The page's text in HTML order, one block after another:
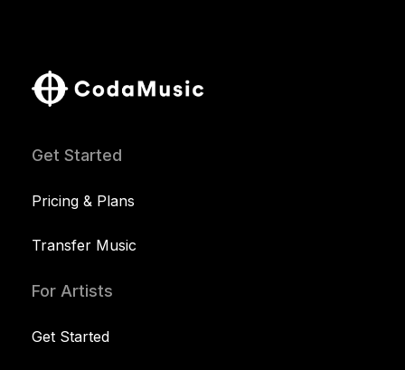
Get Started
Pricing & Plans
Transfer Music
For Artists
Get Started